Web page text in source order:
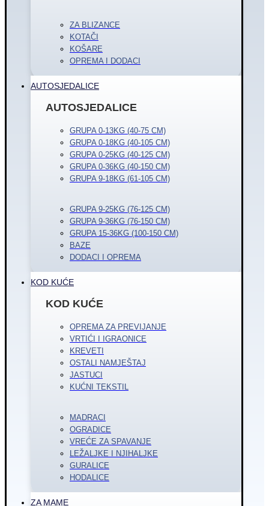
ZA BLIZANCE
KOTAČI
KOŠARE
OPREMA I DODACI
AUTOSJEDALICE
AUTOSJEDALICE
GRUPA 0-13KG (40-75 CM)
GRUPA 0-18KG (40-105 CM)
GRUPA 0-25KG (40-125 CM)
GRUPA 0-36KG (40-150 CM)
GRUPA 9-18KG (61-105 CM)
GRUPA 9-25KG (76-125 CM)
GRUPA 9-36KG (76-150 CM)
GRUPA 15-36KG (100-150 CM)
BAZE
DODACI I OPREMA
KOD KUĆE
KOD KUĆE
OPREMA ZA PREVIJANJE
VRTIĆI I IGRAONICE
KREVETI
OSTALI NAMJEŠTAJ
JASTUCI
KUĆNI TEKSTIL
MADRACI
OGRADICE
VREĆE ZA SPAVANJE
LEŽALJKE I NJIHALJKE
GURALICE
HODALICE
ZA MAME